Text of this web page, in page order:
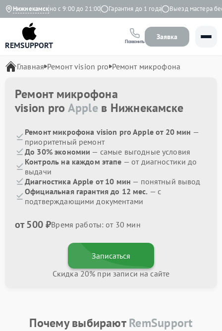
Нижнекамск
Ежедневно с 9:00 до 21:00 Гарантия до 1 года Выезд мастера
REMSUPPORT Позвонить
Заявка
Главная Ремонт vision pro Ремонт микрофона
Ремонт микрофона
vision pro Appleв Нижнекамске
Ремонт микрофона vision pro Apple от 20 мин —
приоритетный ремонт
До 30% экономии — самые выгодные условия
Контроль на каждом этапе — от диагностики до
выдачи
Диагностика Apple от 10 мин — понятный вывод
Официальная гарантия до 12 мес. — с
подтверждающими документами
от 500 ₽Время работы: от 30 мин
Записаться
Скидка 20% при записи на сайте
Почему выбираютRemSupport